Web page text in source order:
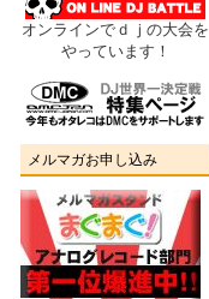
オンラインでｄｊの大会を
やっています！
メルマガお申し込み